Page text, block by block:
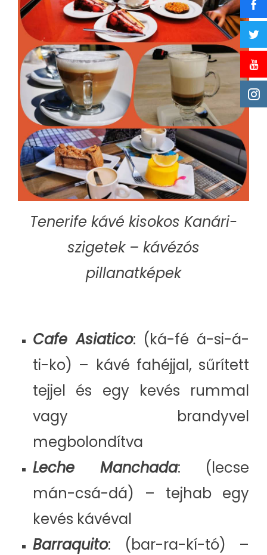
Tenerife kávé kisokos Kanári-
szigetek – kávézós
pillanatképek
Cafe Asiatico: (ká-fé á-si-á-
ti-ko) – kávé fahéjjal, sűrített
tejjel és egy kevés rummal
vagy brandyvel
megbolondítva
Leche Manchada: (lecse
mán-csá-dá) – tejhab egy
kevés kávéval
Barraquito: (bar-ra-kí-tó) –